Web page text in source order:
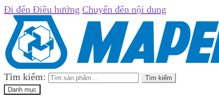
Đi đến Điều hướng Chuyển đến nội dung
Tìm kiếm:
Tìm kiếm
Danh mục